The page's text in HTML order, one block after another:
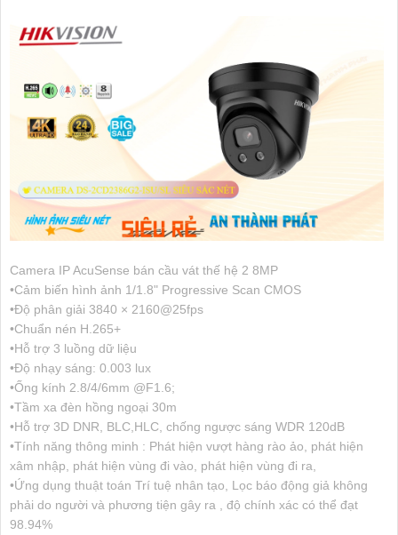
Camera IP AcuSense bán cầu vát thế hệ 2 8MP
•Cảm biến hình ảnh 1/1.8" Progressive Scan CMOS
•Độ phân giải 3840 × 2160@25fps
•Chuẩn nén H.265+
•Hỗ trợ 3 luồng dữ liệu
•Độ nhạy sáng: 0.003 lux
•Ống kính 2.8/4/6mm @F1.6;
•Tầm xa đèn hồng ngoại 30m
•Hỗ trợ 3D DNR, BLC,HLC, chống ngược sáng WDR 120dB
•Tính năng thông minh : Phát hiện vượt hàng rào ảo, phát hiện
xâm nhập, phát hiện vùng đi vào, phát hiện vùng đi ra,
•Ứng dụng thuật toán Trí tuệ nhân tạo, Lọc báo động giả không
phải do người và phương tiện gây ra , độ chính xác có thể đạt
98.94%